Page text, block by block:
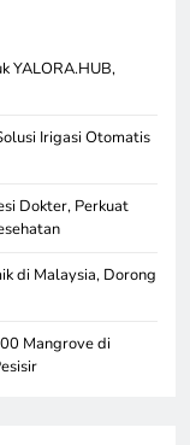
YALORA.HUB,
Irigasi Otomatis
Dokter, Perkuat
di Malaysia, Dorong
Mangrove di